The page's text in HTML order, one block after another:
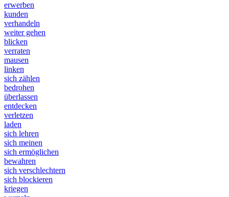
erwerben
kunden
verhandeln
weiter gehen
blicken
verraten
mausen
linken
sich zählen
bedrohen
überlassen
entdecken
verletzen
laden
sich lehren
sich meinen
sich ermöglichen
bewahren
sich verschlechtern
sich blockieren
kriegen